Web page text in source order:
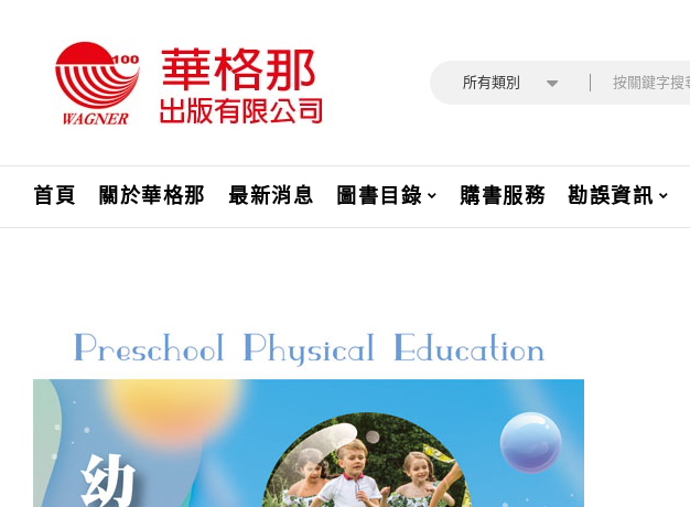
所有類別
首頁 關於華格那 最新消息 圖書目錄 購書服務 勘誤資訊